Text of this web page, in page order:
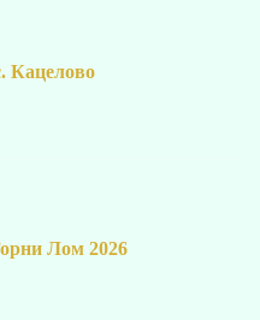
Кацелово
Лом 2026